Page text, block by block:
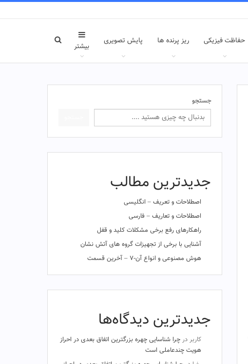
حفاظت فیزیکی ریز پرنده ها پایش تصویری
بیشتر
جستجو
جدیدترین مطالب
اصطلاحات و تعریف – انگلیسی
اصطلاحات و تعاریف – فارسی
راهکارهای رفع برخی مشکلات کلید و قفل
آشنایی با برخی از تجهیزات گروه های آتش نشان
هوش مصنوعی و انواع آن-۷ – آخرین قسمت
جدیدترین دیدگاه‌ها
کاربردر چرا شناسایی چهره بزرگترین اتفاق بعدی در احراز
هویت چندعاملی است